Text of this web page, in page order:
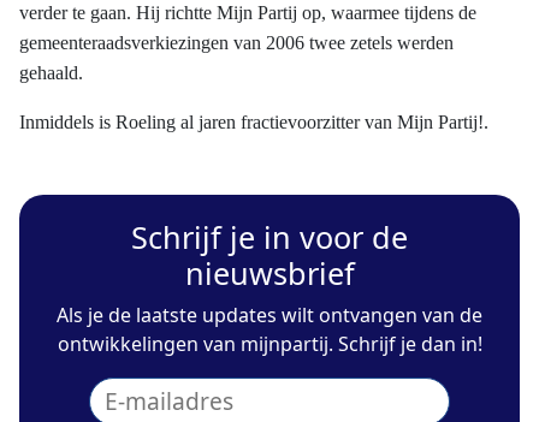
verder te gaan. Hij richtte Mijn Partij op, waarmee tijdens de
gemeenteraadsverkiezingen van 2006 twee zetels werden
gehaald.
Inmiddels is Roeling al jaren fractievoorzitter van Mijn Partij!.
Schrijf je in voor de
nieuwsbrief
Als je de laatste updates wilt ontvangen van de
ontwikkelingen van mijnpartij. Schrijf je dan in!